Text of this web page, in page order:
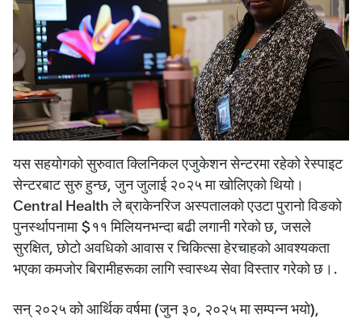
यस सहयोगको सुरुवात क्लिनिकल एजुकेशन सेन्टरमा रहेको रेस्पाइट
सेन्टरबाट सुरु हुन्छ, जुन जुलाई २०२५ मा खोलिएको थियो।
Central Health ले ब्राकेनरिज अस्पतालको एउटा पुरानो विङको
पुनर्स्थापनामा $११ मिलियनभन्दा बढी लगानी गरेको छ, जसले
सुरक्षित, छोटो अवधिको आवास र चिकित्सा हेरचाहको आवश्यकता
भएका कमजोर बिरामीहरूका लागि स्वास्थ्य सेवा विस्तार गरेको छ।.
सन् २०२५ को आर्थिक वर्षमा (जुन ३०, २०२५ मा सम्पन्न भयो),